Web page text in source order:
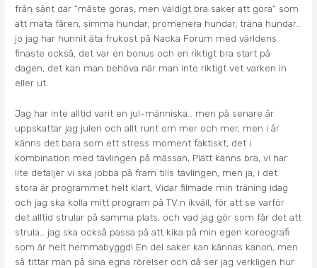
från sånt där ”måste göras, men väldigt bra saker att göra” som
att mata fåren, simma hundar, promenera hundar, träna hundar…
jo jag har hunnit äta frukost på Nacka Forum med världens
finaste också, det var en bonus och en riktigt bra start på
dagen, det kan man behöva när man inte riktigt vet varken in
eller ut.
Jag har inte alltid varit en jul-människa… men på senare år
uppskattar jag julen och allt runt om mer och mer, men i år
känns det bara som ett stress moment faktiskt, det i
kombination med tävlingen på mässan, Plätt känns bra, vi har
lite detaljer vi ska jobba på fram tills tävlingen, men ja, i det
stora är programmet helt klart, Vidar filmade min träning idag
och jag ska kolla mitt program på TV:n ikväll, för att se varför
det alltid strular på samma plats, och vad jag gör som får det att
strula… jag ska också passa på att kika på min egen koreografi
som är helt hemmabyggd! En del saker kan kännas kanon, men
så tittar man på sina egna rörelser och då ser jag verkligen hur